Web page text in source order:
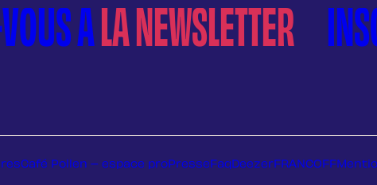
Café Pollen – espace proPresse Faq DeezerFRANCOFF